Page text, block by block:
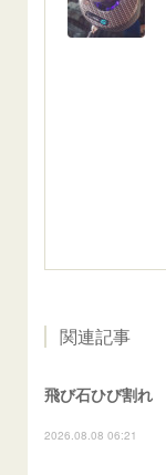
関連記事
2026.08.08 06:21